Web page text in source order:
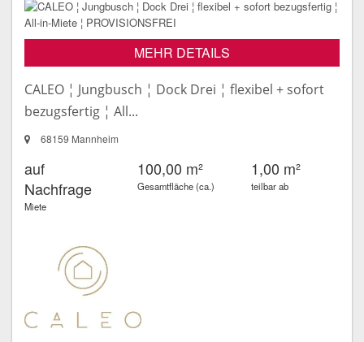
MEHR DETAILS
CALEO ¦ Jungbusch ¦ Dock Drei ¦ flexibel + sofort
bezugsfertig ¦ All...
68159 Mannheim
auf
Nachfrage
Miete
100,00 m²
Gesamtfläche (ca.)
1,00 m²
teilbar ab